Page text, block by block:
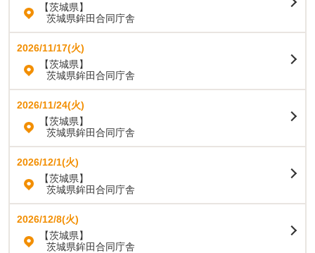
【茨城県】
茨城県鉾田合同庁舎
2026/11/17(火)
【茨城県】
茨城県鉾田合同庁舎
2026/11/24(火)
【茨城県】
茨城県鉾田合同庁舎
2026/12/1(火)
【茨城県】
茨城県鉾田合同庁舎
2026/12/8(火)
【茨城県】
茨城県鉾田合同庁舎